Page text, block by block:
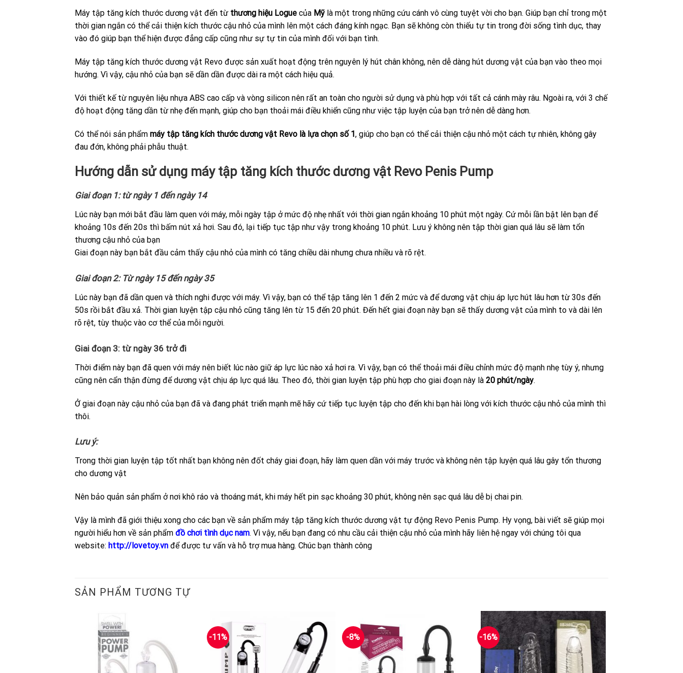
Máy tập tăng kích thước dương vật đến từ thương hiệu Logue của Mỹ là một trong những cứu cánh vô cùng tuyệt vời cho bạn. Giúp bạn chỉ trong một
thời gian ngắn có thể cải thiện kích thước cậu nhỏ của mình lên một cách đáng kính ngạc. Bạn sẽ không còn thiếu tự tin trong đời sống tình dục, thay
vào đó giúp bạn thể hiện được đẳng cấp cũng như sự tự tin của mình đối với bạn tình.
Máy tập tăng kích thước dương vật Revo được sản xuất hoạt động trên nguyên lý hút chân không, nên dễ dàng hút dương vật của bạn vào theo mọi
hướng. Vì vậy, cậu nhỏ của bạn sẽ dần dần được dài ra một cách hiệu quả.
Với thiết kế từ nguyên liệu nhựa ABS cao cấp và vòng silicon nên rất an toàn cho người sử dụng và phù hợp với tất cả cánh mày râu. Ngoài ra, với 3 chế
độ hoạt động tăng dần từ nhẹ đến mạnh, giúp cho bạn thoải mái điều khiển cũng như việc tập luyện của bạn trở nên dễ dàng hơn.
Có thể nói sản phẩm máy tập tăng kích thước dương vật Revo là lựa chọn số 1, giúp cho bạn có thể cải thiện cậu nhỏ một cách tự nhiên, không gây
đau đớn, không phải phẫu thuật.
Hướng dẫn sử dụng máy tập tăng kích thước dương vật Revo Penis Pump
Giai đoạn 1: từ ngày 1 đến ngày 14
Lúc này bạn mới bắt đầu làm quen với máy, mỗi ngày tập ở mức độ nhẹ nhất với thời gian ngắn khoảng 10 phút một ngày. Cứ mỗi lần bật lên bạn để
khoảng 10s đến 20s thì bấm nút xả hơi. Sau đó, lại tiếp tục tập như vậy trong khoảng 10 phút. Lưu ý không nên tập thời gian quá lâu sẽ làm tổn
thương cậu nhỏ của bạn
Giai đoạn này bạn bắt đầu cảm thấy cậu nhỏ của mình có tăng chiều dài nhưng chưa nhiều và rõ rệt.
Giai đoạn 2: Từ ngày 15 đến ngày 35
Lúc này bạn đã dần quen và thích nghi được với máy. Vì vậy, bạn có thể tập tăng lên 1 đến 2 mức và để dương vật chịu áp lực hút lâu hơn từ 30s đến
50s rồi bắt đầu xả. Thời gian luyện tập cậu nhỏ cũng tăng lên từ 15 đến 20 phút. Đến hết giai đoạn này bạn sẽ thấy dương vật của mình to và dài lên
rõ rệt, tùy thuộc vào cơ thể của mỗi người.
Giai đoạn 3: từ ngày 36 trở đi
Thời điểm này bạn đã quen với máy nên biết lúc nào giữ áp lực lúc nào xả hơi ra. Vì vậy, bạn có thể thoải mái điều chỉnh mức độ mạnh nhẹ tùy ý, nhưng
cũng nên cẩn thận đừng để dương vật chịu áp lực quá lâu. Theo đó, thời gian luyện tập phù hợp cho giai đoạn này là 20 phút/ngày.
Ở giai đoạn này cậu nhỏ của bạn đã và đang phát triển mạnh mẽ hãy cứ tiếp tục luyện tập cho đến khi bạn hài lòng với kích thước cậu nhỏ của mình thì
thôi.
Lưu ý:
Trong thời gian luyện tập tốt nhất bạn không nên đốt cháy giai đoạn, hãy làm quen dần với máy trước và không nên tập luyện quá lâu gây tổn thương
cho dương vật
Nên bảo quản sản phẩm ở nơi khô ráo và thoáng mát, khi máy hết pin sạc khoảng 30 phút, không nên sạc quá lâu dễ bị chai pin.
Vậy là mình đã giới thiệu xong cho các bạn về sản phẩm máy tập tăng kích thước dương vật tự động Revo Penis Pump. Hy vọng, bài viết sẽ giúp mọi
người hiểu hơn về sản phẩm đồ chơi tình dục nam. Vì vậy, nếu bạn đang có nhu cầu cải thiện cậu nhỏ của mình hãy liên hệ ngay với chúng tôi qua
website: http://lovetoy.vn để được tư vấn và hỗ trợ mua hàng. Chúc bạn thành công
SẢN PHẨM TƯƠNG TỰ
-11% -8% -16%